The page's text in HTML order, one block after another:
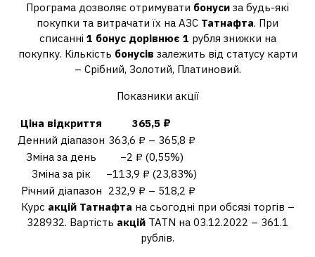
Програма дозволяє отримувати бонуси за будь-які
покупки та витрачати їх на АЗС Татнафта. При
списанні 1 бонус дорівнює 1 рубля знижки на
покупку. Кількість бонусів залежить від статусу карти
– Срібний, Золотий, Платиновий.
Показники акції
Ціна відкриття
365,5 ₽
Денний діапазон 363,6 ₽ – 365,8 ₽
Зміна за день
−2 ₽ (0,55%)
Зміна за рік
−113,9 ₽ (23,83%)
Річний діапазон 232,9 ₽ – 518,2 ₽
Курс акцій Татнафта на сьогодні при обсязі торгів –
328932. Вартість акцій TATN на 03.12.2022 – 361.1
рублів.